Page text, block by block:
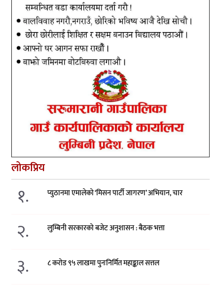
लोकप्रिय
१. प्युठानमा एमालेको ‘मिसन पार्टी जागरण’ अभियान, चार
२. लुम्बिनी सरकारको बजेट अनुशासन : बैठक भत्ता
३. ८ करोड ९५ लाखमा पुनःनिर्मित महाङ्काल सत्तल